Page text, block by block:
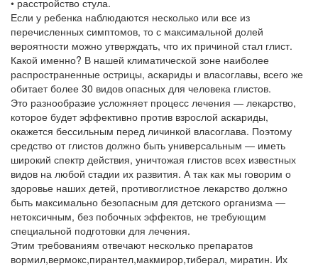
• расстройство стула.
Если у ребенка наблюдаются несколько или все из
перечисленных симптомов, то с максимальной долей
вероятности можно утверждать, что их причиной стал глист.
Какой именно? В нашей климатической зоне наиболее
распространенные острицы, аскариды и власоглавы, всего же
обитает более 30 видов опасных для человека глистов.
Это разнообразие усложняет процесс лечения — лекарство,
которое будет эффективно против взрослой аскариды,
окажется бессильным перед личинкой власоглава. Поэтому
средство от глистов должно быть универсальным — иметь
широкий спектр действия, уничтожая глистов всех известных
видов на любой стадии их развития. А так как мы говорим о
здоровье наших детей, противоглистное лекарство должно
быть максимально безопасным для детского организма —
нетоксичным, без побочных эффектов, не требующим
специальной подготовки для лечения.
Этим требованиям отвечают несколько препаратов
вормил,вермокс,пирантел,макмирор,тиберал, миратин. Их